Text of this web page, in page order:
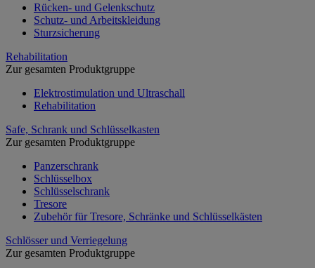
Rücken- und Gelenkschutz
Schutz- und Arbeitskleidung
Sturzsicherung
Rehabilitation
Zur gesamten Produktgruppe
Elektrostimulation und Ultraschall
Rehabilitation
Safe, Schrank und Schlüsselkasten
Zur gesamten Produktgruppe
Panzerschrank
Schlüsselbox
Schlüsselschrank
Tresore
Zubehör für Tresore, Schränke und Schlüsselkästen
Schlösser und Verriegelung
Zur gesamten Produktgruppe